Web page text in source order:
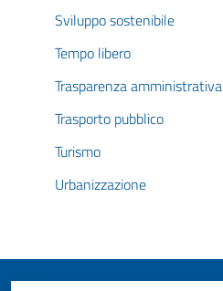
Sviluppo sostenibile
Tempo libero
Trasparenza amministrativa
Trasporto pubblico
Turismo
Urbanizzazione